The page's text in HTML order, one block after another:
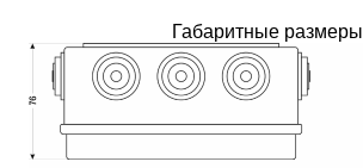
Габаритные размеры